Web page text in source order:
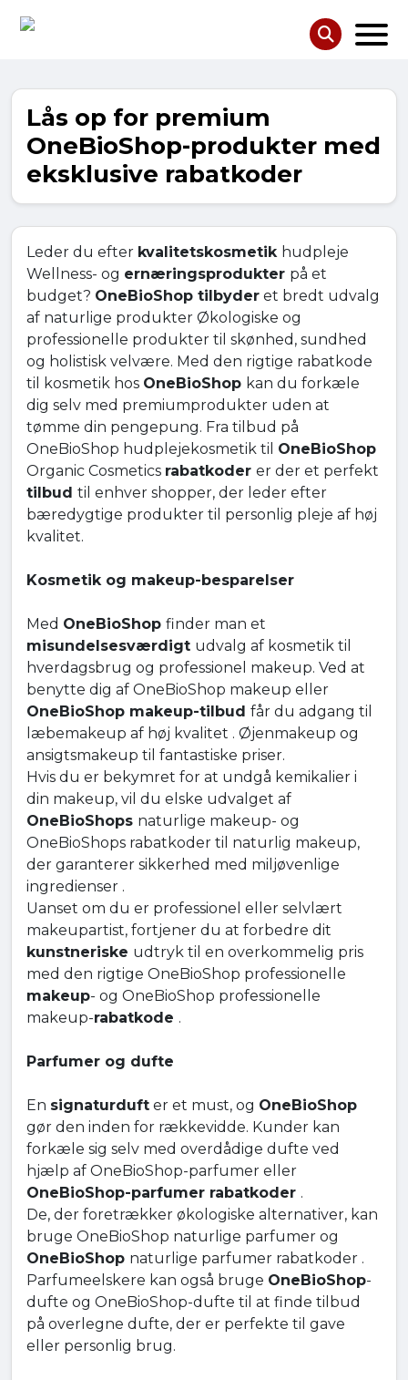
Lås op for premium
OneBioShop-produkter med
eksklusive rabatkoder
Leder du efter kvalitetskosmetik hudpleje
Wellness- og ernæringsprodukter på et
budget? OneBioShop tilbyder et bredt udvalg
af naturlige produkter Økologiske og
professionelle produkter til skønhed, sundhed
og holistisk velvære. Med den rigtige rabatkode
til kosmetik hos OneBioShop kan du forkæle
dig selv med premiumprodukter uden at
tømme din pengepung. Fra tilbud på
OneBioShop hudplejekosmetik til OneBioShop
Organic Cosmetics rabatkoder er der et perfekt
tilbud til enhver shopper, der leder efter
bæredygtige produkter til personlig pleje af høj
kvalitet.
Kosmetik og makeup-besparelser
Med OneBioShop finder man et
misundelsesværdigt udvalg af kosmetik til
hverdagsbrug og professionel makeup. Ved at
benytte dig af OneBioShop makeup eller
OneBioShop makeup-tilbud får du adgang til
læbemakeup af høj kvalitet . Øjenmakeup og
ansigtsmakeup til fantastiske priser.
Hvis du er bekymret for at undgå kemikalier i
din makeup, vil du elske udvalget af
OneBioShops naturlige makeup- og
OneBioShops rabatkoder til naturlig makeup,
der garanterer sikkerhed med miljøvenlige
ingredienser .
Uanset om du er professionel eller selvlært
makeupartist, fortjener du at forbedre dit
kunstneriske udtryk til en overkommelig pris
med den rigtige OneBioShop professionelle
makeup- og OneBioShop professionelle
makeup-rabatkode .
Parfumer og dufte
En signaturduft er et must, og OneBioShop
gør den inden for rækkevidde. Kunder kan
forkæle sig selv med overdådige dufte ved
hjælp af OneBioShop-parfumer eller
OneBioShop-parfumer rabatkoder .
De, der foretrækker økologiske alternativer, kan
bruge OneBioShop naturlige parfumer og
OneBioShop naturlige parfumer rabatkoder .
Parfumeelskere kan også bruge OneBioShop-
dufte og OneBioShop-dufte til at finde tilbud
på overlegne dufte, der er perfekte til gave
eller personlig brug.